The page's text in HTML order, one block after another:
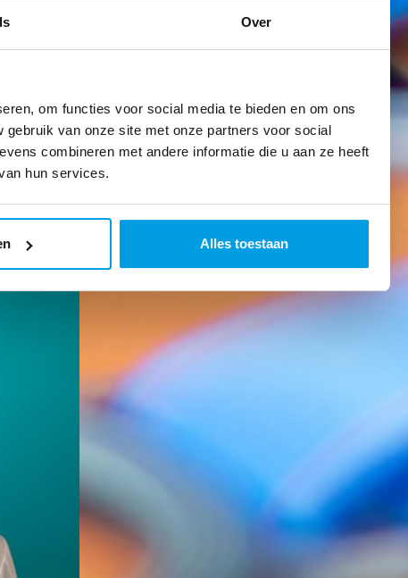
Over
om functies voor social media te bieden en om ons
van onze site met onze partners voor social
combineren met andere informatie die u aan ze heeft
hun services.
Alles toestaan